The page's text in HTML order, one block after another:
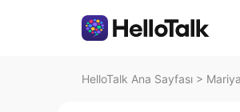
HelloTalk Ana Sayfası >